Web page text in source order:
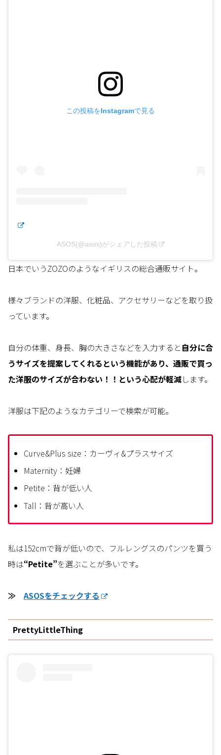
この投稿をInstagramで見る
ASOS(@asos)がシェアした投稿
日本でいうZOZOのようなイギリスの総合通販サイト。
様々ブランドの洋服、化粧品、アクセサリーなどを取り扱
っています。
自分の体重、身長、胸の大きさなどを入力すると自分に合
うサイズを提案してくれるという機能があり、通販で買っ
た洋服のサイズが合わない！！という心配が軽減します。
洋服は下記のようなカテゴリーで検索が可能。
Curve&Plus size：カーヴィ&プラスサイズ
Maternity：妊婦
Petite：背が低い人
Tall：背が高い人
私は152cmで背が低いので、フルレングスのパンツを買う
時は“Petite”を選ぶことが多いです。
≫ASOSをチェックする
PrettyLittleThing